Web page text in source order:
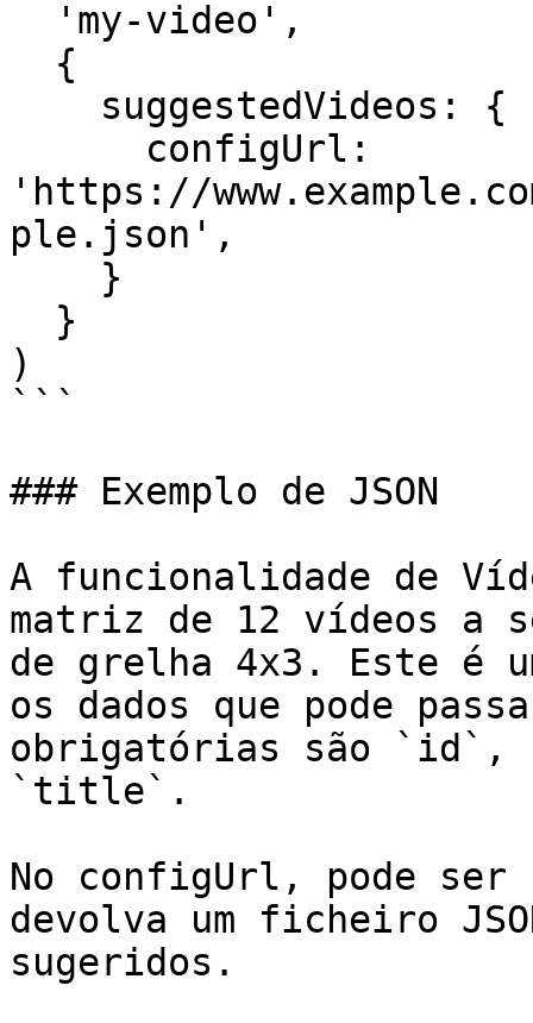
'https://
ple.json',
)
```
### Exemplo de JSON
A funcionalidade de
matriz de 12 vídeos a
de grelha 4x3. Este é
os dados que pode
obrigatórias são `id`,
`title`.
No configUrl, pode ser
devolva um ficheiro
sugeridos.